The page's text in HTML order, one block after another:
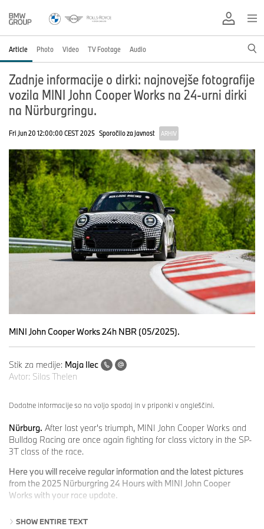
Article Photo Video TV Footage Audio
Zadnje informacije o dirki: najnovejše fotografije
vozila MINI John Cooper Works na 24-urni dirki
na Nürburgringu.
Fri Jun 20 12:00:00 CEST 2025 Sporočilo za javnost ARHIV
MINI John Cooper Works 24h NBR (05/2025).
Stik za medije: Maja Ilec
Avtor: Silas Thelen
Dodatne informacije so na voljo spodaj in v priponki v angleščini.
Nürburg. After last year's triumph, MINI John Cooper Works and
Bulldog Racing are once again fighting for class victory in the SP-
3T class of the race.
Here you will receive regular information and the latest pictures
from the 2025 Nürburgring 24 Hours with MINI John Cooper
Works with your race update.
SHOW ENTIRE TEXT